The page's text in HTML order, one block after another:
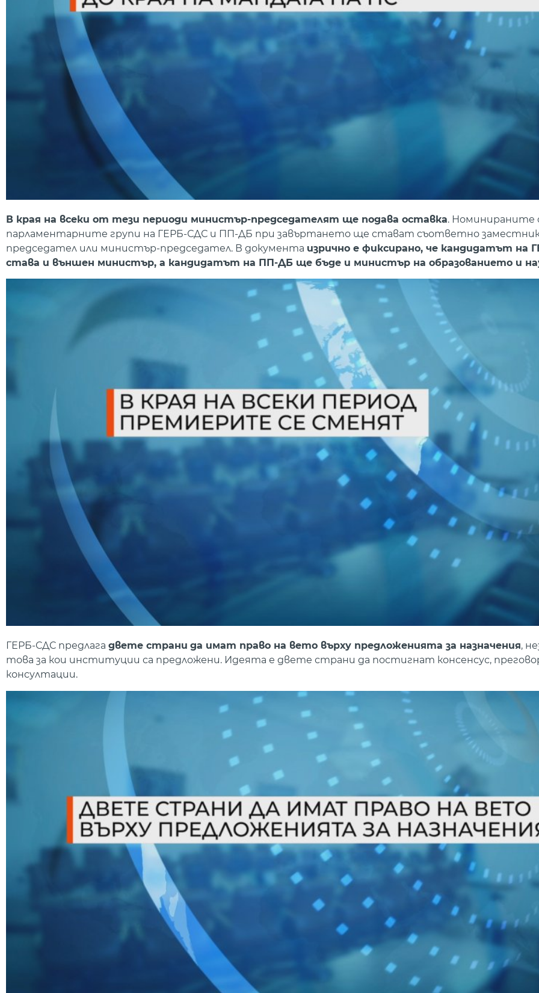
В края на всеки от тези периоди министър-председателят ще подава оставка. Номинираните
парламентарните групи на ГЕРБ-СДС и ПП-ДБ при завъртането ще стават съответно
председател или министър-председател. В документа изрично е фиксирано, че кандидатът на
става и външен министър, а кандидатът на ПП-ДБ ще бъде и министър на образованието и
ГЕРБ-СДС предлага двете страни да имат право на вето върху предложенията за назначения,
това за кои институции са предложени. Идеята е двете страни да постигнат консенсус,
консултации.